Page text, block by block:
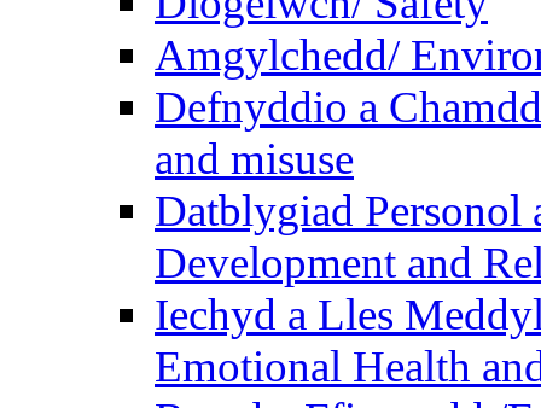
Amgylchedd/
Defnyddio a
and misuse
Datblygiad Personol
Development and
Iechyd a Lles
Emotional Health